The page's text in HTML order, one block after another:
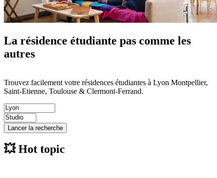
La résidence étudiante pas comme les
autres
Trouvez facilement votre résidences étudiantes à Lyon Montpellier,
Saint-Etienne, Toulouse & Clermont-Ferrand.
Lancer la recherche
💥Hot topic